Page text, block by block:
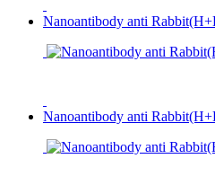
Nanoantibody anti
Nanoantibody anti